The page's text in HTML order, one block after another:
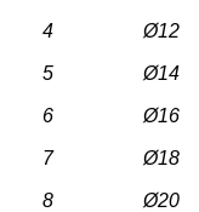
4 Ø12
5 Ø14
6 Ø16
7 Ø18
8 Ø20